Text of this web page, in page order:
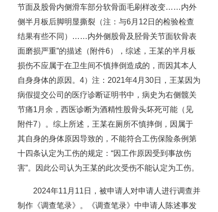
节面及股骨内侧滑车部分软骨面毛刷样改变……内外
侧半月板后脚明显撕裂（注：与6月12日的检验检查
结果有些不同）……内外侧股骨及胫骨关节面软骨表
面磨损严重”的描述（附件6），综述，王某的半月板
损伤不应属于在卫生间不慎摔倒造成的，而因其本人
自身身体的原因。4）注：2021年4月30日，王某因为
病假提交公司的医疗诊断证明书中，病史为右侧髋关
节痛1月余，西医诊断为酒精性股骨头坏死可能（见
附件7）。综上所述，王某在厕所不慎摔倒，因属于
其自身的身体原因导致的，不能符合工伤保险条例第
十四条认定为工伤的规定：“因工作原因受到事故伤
害”。因此公司认为王某的此次受伤不能认定为工伤。
2024年11月11日，被申请人对申请人进行调查并
制作《调查笔录》。《调查笔录》中申请人陈述事发